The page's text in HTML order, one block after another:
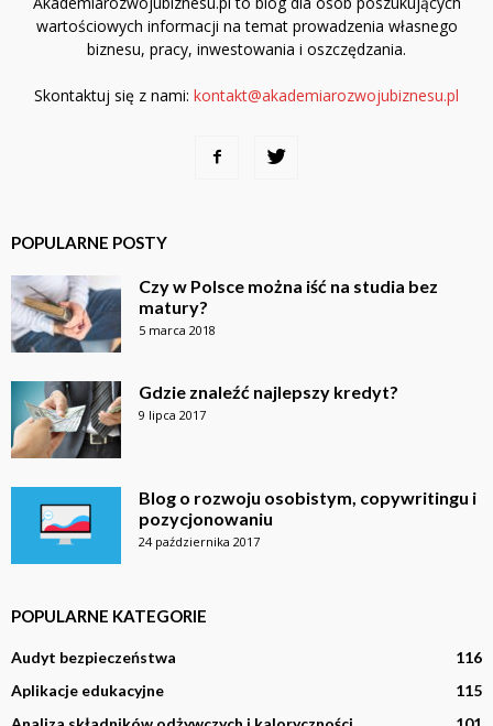
wartościowych informacji na temat prowadzenia własnego
biznesu, pracy, inwestowania i oszczędzania.
Skontaktuj się z nami: kontakt@akademiarozwojubiznesu.pl
POPULARNE POSTY
Czy w Polsce można iść na studia bez
matury?
5 marca 2018
Gdzie znaleźć najlepszy kredyt?
9 lipca 2017
Blog o rozwoju osobistym, copywritingu i
pozycjonowaniu
24 października 2017
POPULARNE KATEGORIE
Audyt bezpieczeństwa
116
Aplikacje edukacyjne
115